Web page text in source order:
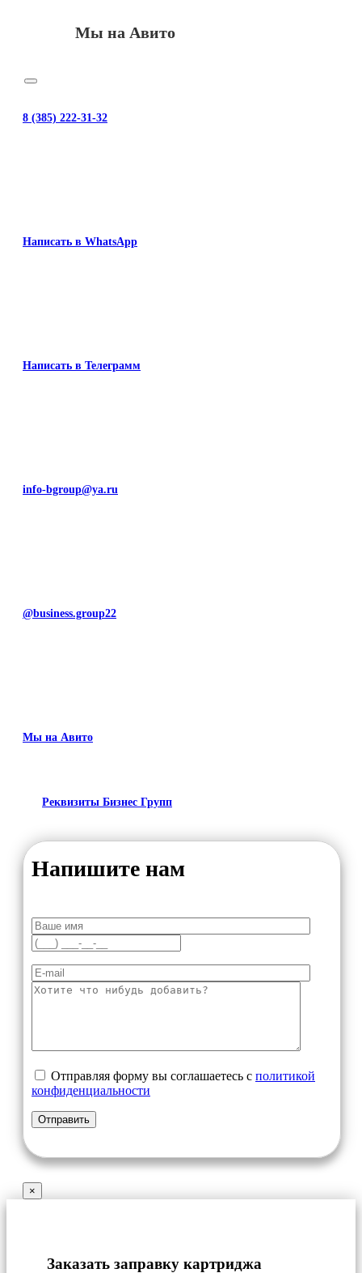
Мы на Авито
8 (385) 222-31-32
Написать в WhatsApp
Написать в Телеграмм
info-bgroup@ya.ru
@business.group22
Мы на Авито
Реквизиты Бизнес Групп
Напишите нам
Отправляя форму вы соглашаетесь с политикой
конфиденциальности
×
Заказать заправку картриджа